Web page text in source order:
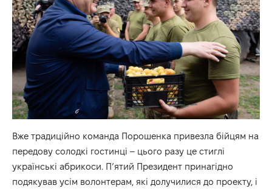
Вже традиційно команда Порошенка привезла бійцям на
передову солодкі гостинці – цього разу це стиглі
українські абрикоси. П’ятий Президент принагідно
подякував усім волонтерам, які долучилися до проекту, і